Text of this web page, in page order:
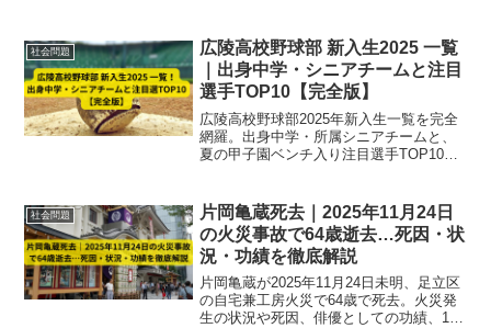
社会問題
広陵高校野球部 新入生2025 一覧
｜出身中学・シニアチームと注目
選手TOP10【完全版】
広陵高校野球部2025年新入生一覧を完全
網羅。出身中学・所属シニアチームと、
夏の甲子園ベンチ入り注目選手TOP10を
社会問題
片岡亀蔵死去｜2025年11月24日
の火災事故で64歳逝去…死因・状
況・功績を徹底解説
片岡亀蔵が2025年11月24日未明、足立区
の自宅兼工房火災で64歳で死去。火災発
生の状況や死因、俳優としての功績、12